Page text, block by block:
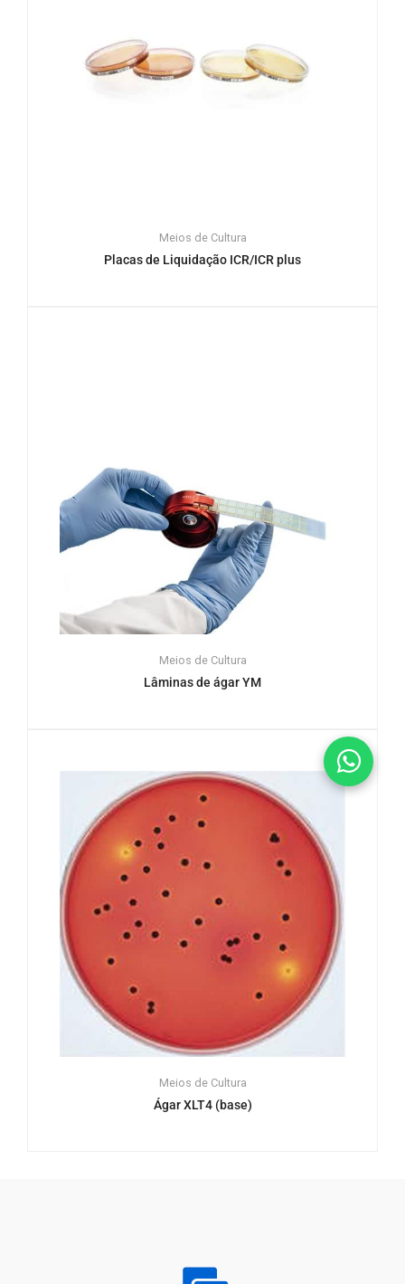
Meios de Cultura
Placas de Liquidação ICR/ICR plus
Meios de Cultura
Lâminas de ágar YM
Meios de Cultura
Ágar XLT4 (base)